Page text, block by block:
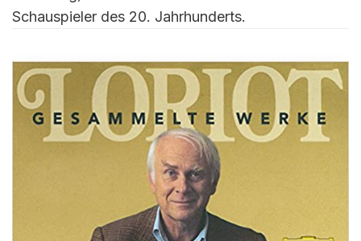
Schauspieler des 20. Jahrhunderts.